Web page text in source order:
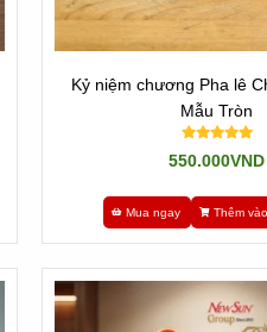
Kỷ niệm chương Pha lê
Mẫu Tròn
550.000VND
Mua ngay Thêm